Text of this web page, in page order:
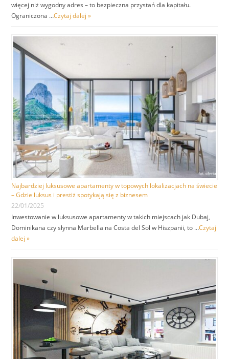
więcej niż wygodny adres – to bezpieczna przystań dla kapitału.
Ograniczona …Czytaj dalej »
Najbardziej luksusowe apartamenty w topowych lokalizacjach na świecie
– Gdzie luksus i prestiż spotykają się z biznesem
22/01/2025
Inwestowanie w luksusowe apartamenty w takich miejscach jak Dubaj,
Dominikana czy słynna Marbella na Costa del Sol w Hiszpanii, to …Czytaj
dalej »